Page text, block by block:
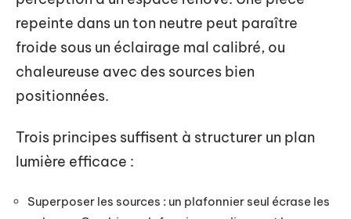
repeinte dans un ton neutre peut paraître
froide sous un éclairage mal calibré, ou
chaleureuse avec des sources bien
positionnées.
Trois principes suffisent à structurer un plan
lumière efficace :
Superposer les sources : un plafonnier seul écrase les